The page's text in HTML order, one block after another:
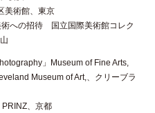
美術館、東京
術への招待 国立国際美術館コレク
」Museum of Fine Arts,
Museum of Art,、クリーブラ
PRINZ、京都